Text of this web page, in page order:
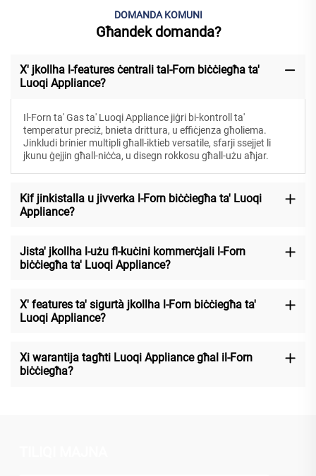
DOMANDA KOMUNI
Għandek domanda?
X' jkollha l-features ċentrali tal-Forn biċċiegħa ta'
Luoqi Appliance?
Il-Forn ta' Gas ta' Luoqi Appliance jiġri bi-kontroll ta'
temperatur preciż, bnieta drittura, u effiċjenza għoliema.
Jinkludi brinier multipli għall-iktieb versatile, sfarji ssejjet li
jkunu ġejjin għall-niċċa, u disegn rokkosu għall-użu aħjar.
Kif jinkistalla u jivverka l-Forn biċċiegħa ta' Luoqi
Appliance?
Jista' jkollha l-użu fl-kuċini kommerċjali l-Forn
biċċiegħa ta' Luoqi Appliance?
X' features ta' sigurtà jkollha l-Forn biċċiegħa ta'
Luoqi Appliance?
Xi warantija tagħti Luoqi Appliance għal il-Forn
biċċiegħa?